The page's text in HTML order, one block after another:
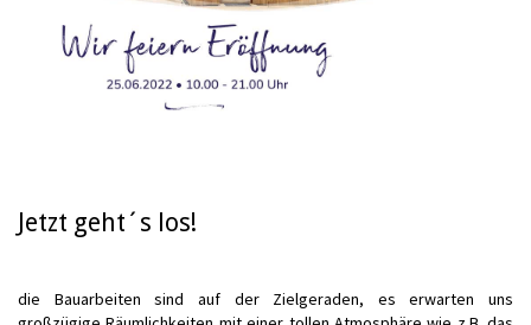
Jetzt geht´s los!
die Bauarbeiten sind auf der Zielgeraden, es erwarten uns